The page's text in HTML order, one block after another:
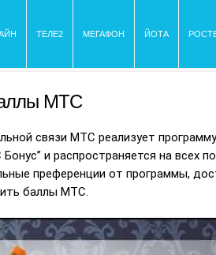
ТЕЛЕ2 МЕГАФОН ЙОТА
МТС
связи МТС реализует
и распространяется на всех
преференции от программы,
баллы МТС.